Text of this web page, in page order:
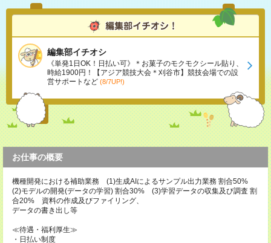
編集部イチオシ
《単発1日OK！日払い可》＊お菓子のモクモクシール貼り、
時給1900円！【アジア競技大会＊刈谷市】競技会場での設
営サポートなど (8/7UP!)
お仕事の概要
機種開発における補助業務 (1)生成AIによるサンプル出力業務 割合50%
(2)モデルの開発(データの学習) 割合30% (3)学習データの収集及び調査 割
合20% 資料の作成及びファイリング、
データの書き出し等
≪待遇・福利厚生≫
・日払い制度